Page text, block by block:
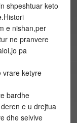
shpeshtuar keto
e nishan,per
ne pranvere
pa
vrare ketyre
bardhe
e u drejtua
dhe selvive